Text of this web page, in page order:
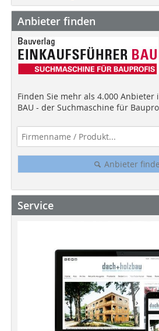
Anbieter finden
Finden Sie mehr als 4.000 Anbieter
BAU - der Suchmaschine für
Anbieter
Service